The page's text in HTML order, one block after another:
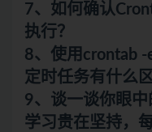
7、如何确认
执行？
8、使用crontab
定时任务有什么区
9、谈一谈你眼中
学习贵在坚持，